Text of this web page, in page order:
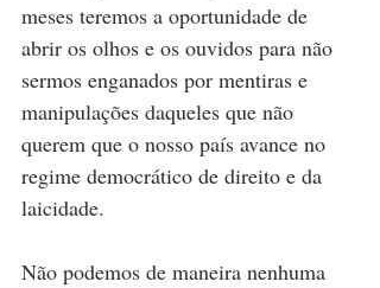
meses teremos a oportunidade de
abrir os olhos e os ouvidos para não
sermos enganados por mentiras e
manipulações daqueles que não
querem que o nosso país avance no
regime democrático de direito e da
laicidade.
Não podemos de maneira nenhuma